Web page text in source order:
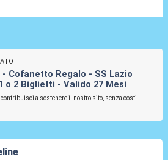
Cofanetto Regalo - SS Lazio
o 2 Biglietti - Valido 27 Mesi
a sostenere il nostro sito, senza costi